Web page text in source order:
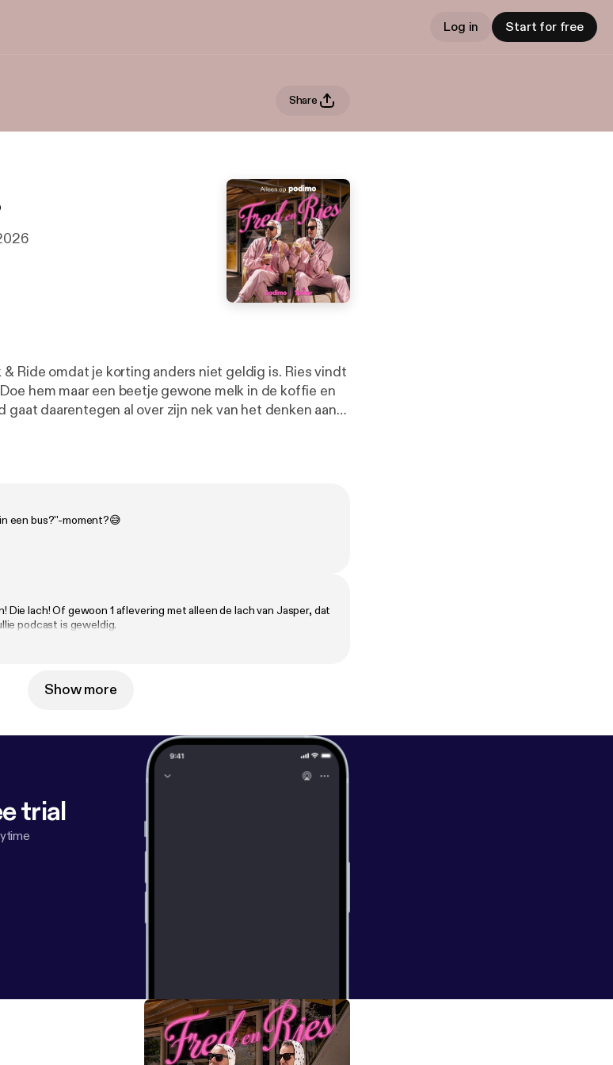
Log in Start for free
Share
Ride omdat je korting anders niet geldig is. Ries vindt
hem maar een beetje gewone melk in de koffie en
gaat daarentegen al over zijn nek van het denken aan
een bus?''-moment?😅
Die lach! Of gewoon 1 aflevering met alleen de lach van Jasper, dat
podcast is geweldig.
Show more
trial